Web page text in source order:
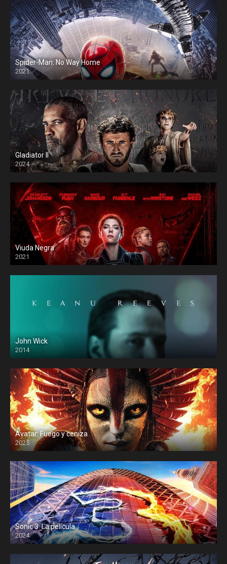
Spider-Man: No Way Home
2021
Gladiator II
2024
Viuda Negra
2021
John Wick
2014
Avatar: Fuego y ceniza
2025
Sonic 3: La película
2024